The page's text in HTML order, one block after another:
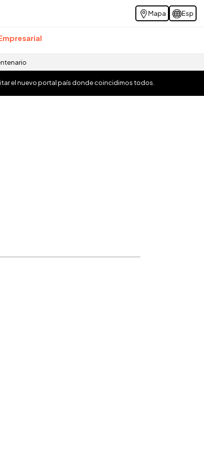
Mapa Esp
el nuevo portal país donde coincidimos todos.